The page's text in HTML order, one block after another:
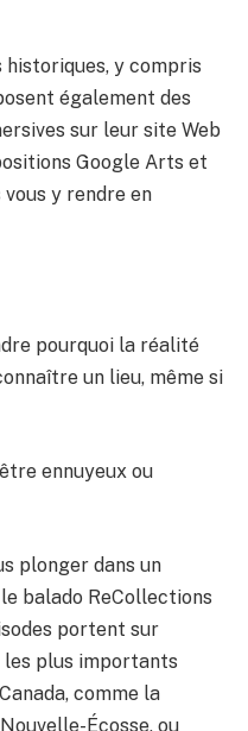
historiques, y compris
également des
sur leur site Web
Google Arts et
y rendre en
pourquoi la réalité
un lieu, même si
ennuyeux ou
plonger dans un
balado ReCollections
portent sur
plus importants
comme la
Écosse, ou